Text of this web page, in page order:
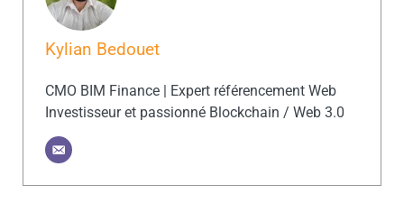
Kylian Bedouet
CMO BIM Finance | Expert référencement Web
Investisseur et passionné Blockchain / Web 3.0